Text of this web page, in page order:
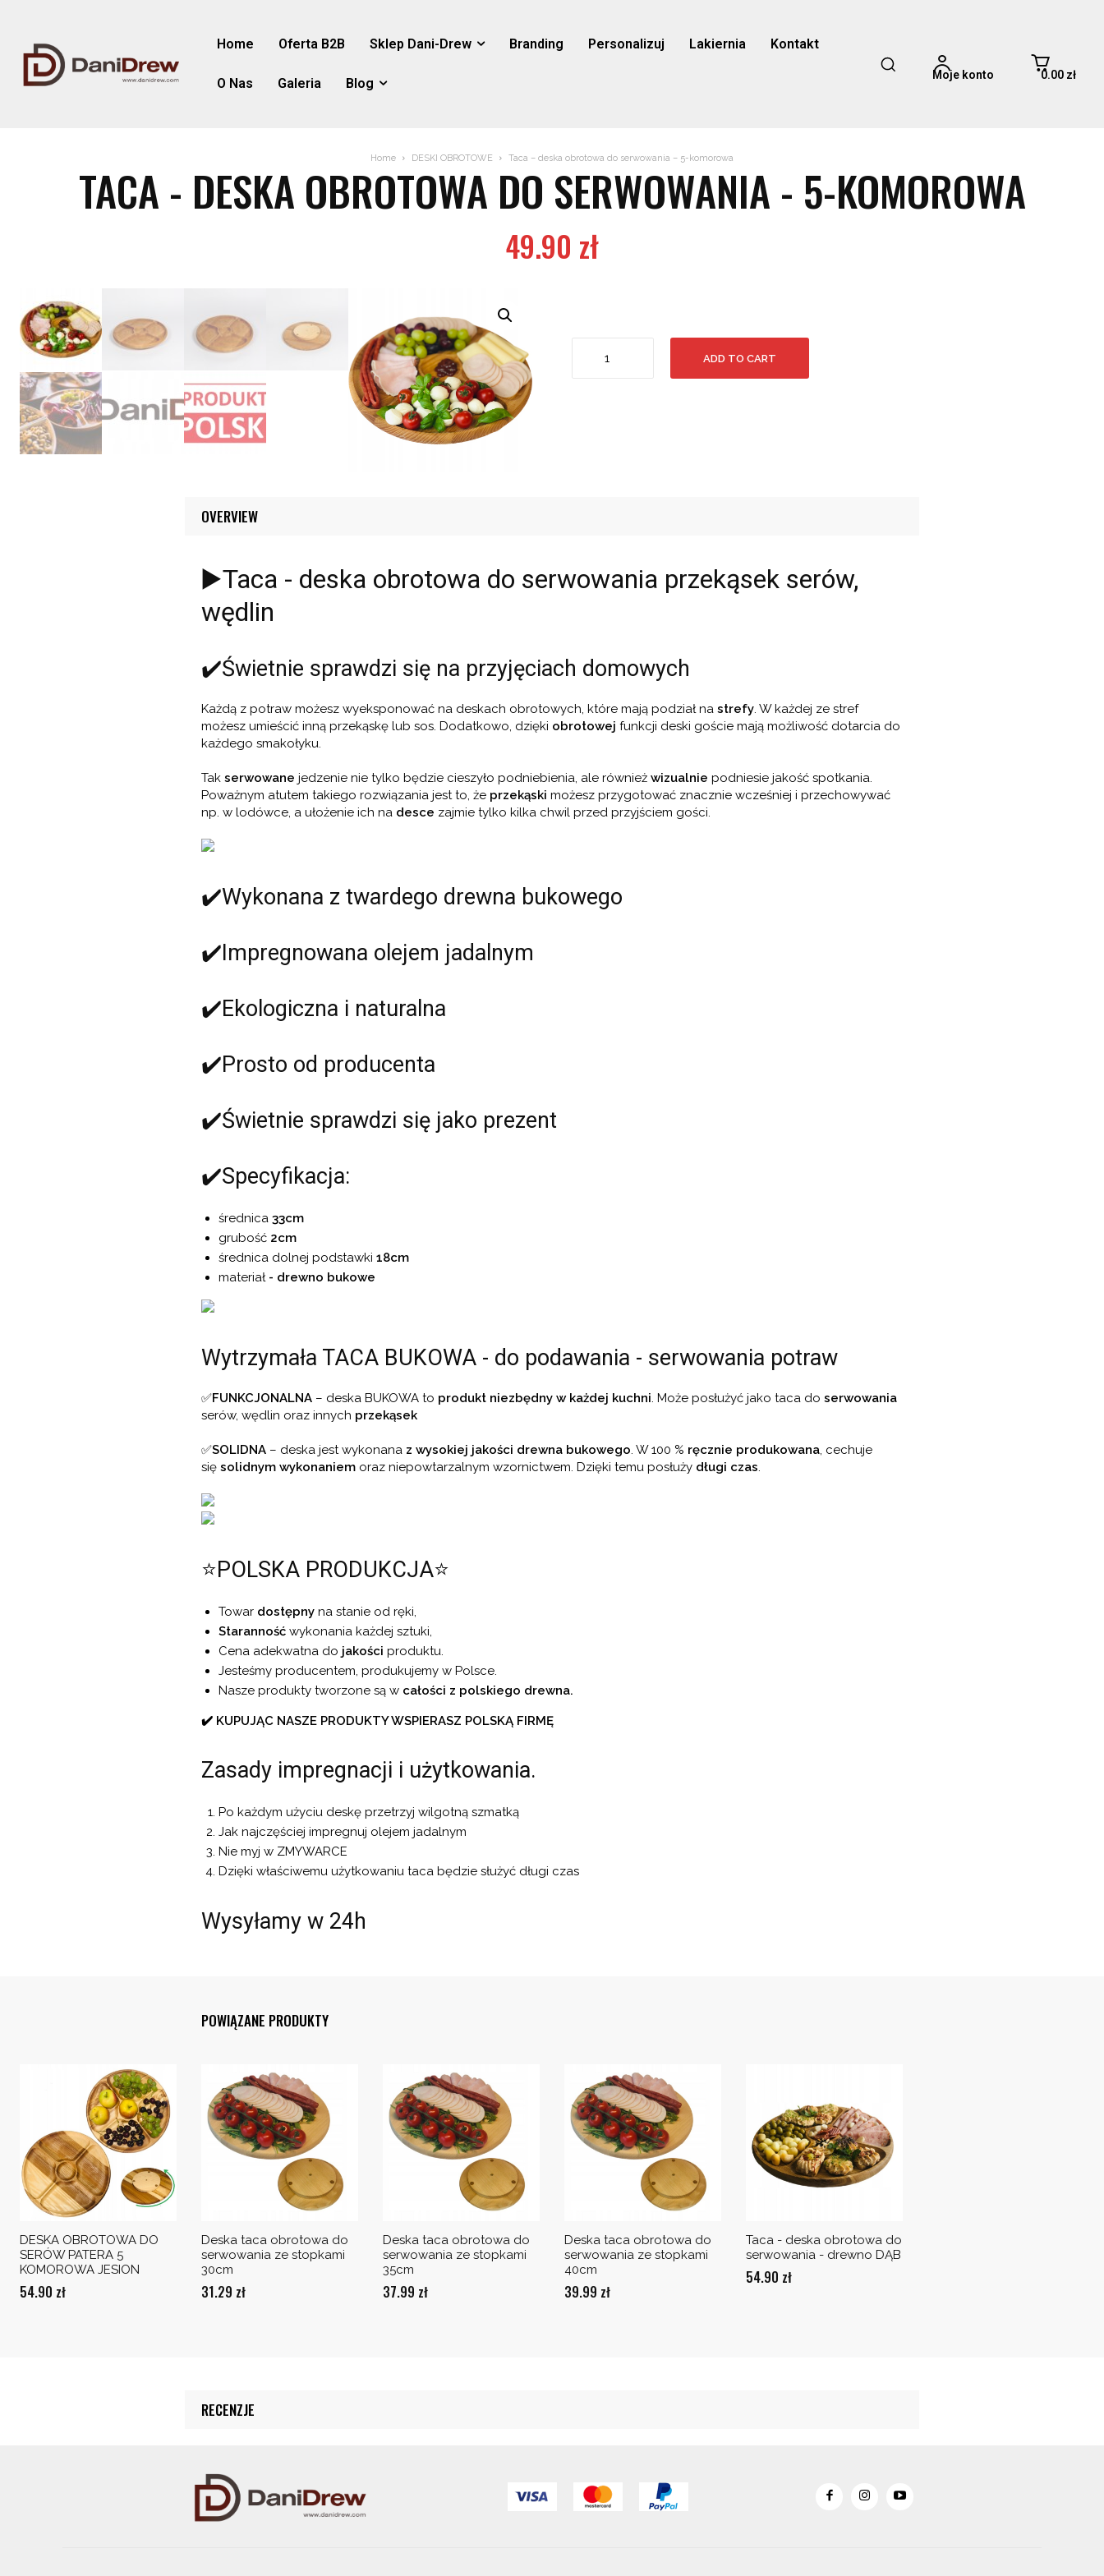
Home Oferta B2B Sklep Dani-Drew Branding Personalizuj Lakiernia Kontakt
O Nas Galeria Blog
Moje konto 0.00 zł
Home DESKI OBROTOWE Taca – deska obrotowa do serwowania – 5-komorowa
TACA - DESKA OBROTOWA DO SERWOWANIA - 5-KOMOROWA
49.90 zł
ADD TO CART
OVERVIEW
▶️Taca - deska obrotowa do serwowania przekąsek serów,
wędlin
✔️Świetnie sprawdzi się na przyjęciach domowych
Każdą z potraw możesz wyeksponować na deskach obrotowych, które mają podział na strefy. W każdej ze stref
możesz umieścić inną przekąskę lub sos. Dodatkowo, dzięki obrotowej funkcji deski goście mają możliwość dotarcia do
każdego smakołyku.
Tak serwowane jedzenie nie tylko będzie cieszyło podniebienia, ale również wizualnie podniesie jakość spotkania.
Poważnym atutem takiego rozwiązania jest to, że przekąski możesz przygotować znacznie wcześniej i przechowywać
np. w lodówce, a ułożenie ich na desce zajmie tylko kilka chwil przed przyjściem gości.
✔️Wykonana z twardego drewna bukowego
✔️Impregnowana olejem jadalnym
✔️Ekologiczna i naturalna
✔️Prosto od producenta
✔️Świetnie sprawdzi się jako prezent
✔️Specyfikacja:
średnica 33cm
grubość 2cm
średnica dolnej podstawki 18cm
materiał- drewno bukowe
Wytrzymała TACA BUKOWA - do podawania - serwowania potraw
✅FUNKCJONALNA– deska BUKOWA to produkt niezbędny w każdej kuchni. Może posłużyć jako taca do serwowania
serów, wędlin oraz innych przekąsek
✅SOLIDNA– deska jest wykonana z wysokiej jakości drewna bukowego. W 100 % ręcznie produkowana, cechuje
się solidnym wykonaniemoraz niepowtarzalnym wzornictwem. Dzięki temu posłuży długi czas.
⭐POLSKA PRODUKCJA⭐
Towar dostępnyna stanie od ręki,
Starannośćwykonania każdej sztuki,
Cena adekwatna do jakości produktu.
Jesteśmy producentem, produkujemy w Polsce.
Nasze produkty tworzone są w całości z polskiego drewna.
✔️ KUPUJĄC NASZE PRODUKTY WSPIERASZ POLSKĄ FIRMĘ
Zasady impregnacji i użytkowania.
Po każdym użyciu deskę przetrzyj wilgotną szmatką
Jak najczęściej impregnuj olejem jadalnym
Nie myj w ZMYWARCE
Dzięki właściwemu użytkowaniu taca będzie służyć długi czas
Wysyłamy w 24h
POWIĄZANE PRODUKTY
DESKA OBROTOWA DO
SERÓW PATERA 5
KOMOROWA JESION
54.90 zł
Deska taca obrotowa do
serwowania ze stopkami
30cm
31.29 zł
Deska taca obrotowa do
serwowania ze stopkami
35cm
37.99 zł
Deska taca obrotowa do
serwowania ze stopkami
40cm
39.99 zł
Taca - deska obrotowa do
serwowania - drewno DĄB
54.90 zł
RECENZJE